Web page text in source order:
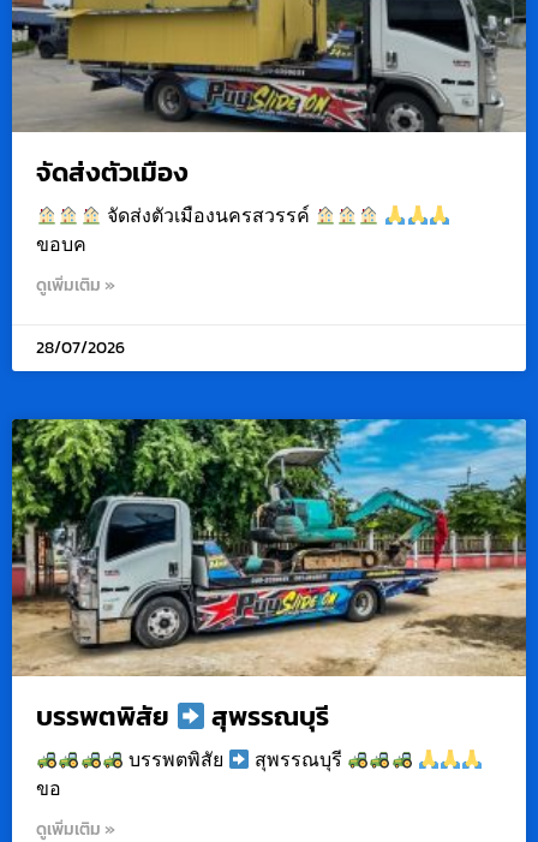
จัดส่งตัวเมือง
จัดส่งตัวเมืองนครสวรรค์
ขอบค
ดูเพิ่มเติม »
28/07/2026
บรรพตพิสัย สุพรรณบุรี
บรรพตพิสัย
สุพรรณบุรี
ขอ
ดูเพิ่มเติม »